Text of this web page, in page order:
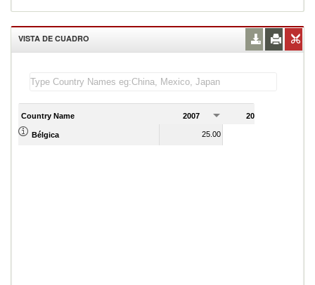
VISTA DE CUADRO
Country Name 2007 2008
Bélgica 25.00